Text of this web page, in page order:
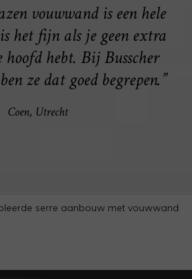
vouwwand is een hele
het fijn als je geen extra
hebt. Bij Busscher
ze dat goed begrepen.”
Coen, Utrecht
serre aanbouw met vouwwand